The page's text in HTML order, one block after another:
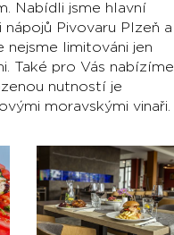
Nabídli jsme hlavní
Pivovaru Plzeň a
nejsme limitováni jen
Také pro Vás nabízíme
nutností je
moravskými vinaři.